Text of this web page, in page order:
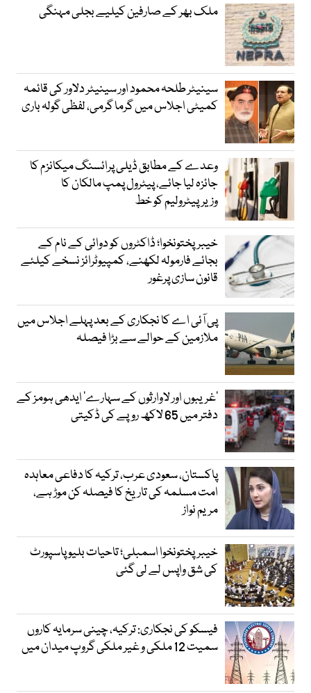
ملک بھر کے صارفین کیلیے بجلی مہنگی
سینیٹر طلحہ محمود اور سینیٹر دلاور کی قائمہ
کمیٹی اجلاس میں گرما گرمی، لفظی گولہ باری
وعدے کے مطابق ڈیلی پرائسنگ میکانزم کا
جائزہ لیا جائے، پیٹرول پمپ مالکان کا
وزیرپیٹرولیم کو خط
خیبرپختونخوا؛ ڈاکٹروں کو دوائی کے نام کے
بجائے فارمولہ لکھنے، کمپیوٹرائز نسخے کیلئے
قانون سازی پرغور
پی آئی اے کا نجکاری کے بعد پہلے اجلاس میں
ملازمین کے حوالے سے بڑا فیصلہ
’غریبوں اور لاوارثوں کے سہارے‘ ایدھی ہومز کے
دفتر میں 65 لاکھ روپے کی ڈکیتی
پاکستان، سعودی عرب، ترکیہ کا دفاعی معاہدہ
امت مسلمہ کی تاریخ کا فیصلہ کن موڑ ہے،
مریم نواز
خیبرپختونخوا اسمبلی؛ تاحیات بلیو پاسپورٹ
کی شق واپس لے لی گئی
فیسکو کی نجکاری: ترکیہ، چینی سرمایہ کاروں
سمیت 12 ملکی و غیر ملکی گروپ میدان میں